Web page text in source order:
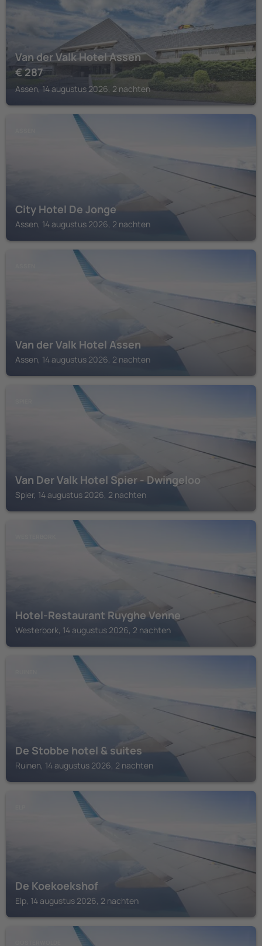
Van der Valk Hotel Assen
€ 287
Assen, 14 augustus 2026, 2 nachten
City Hotel De Jonge
Assen, 14 augustus 2026, 2 nachten
Van der Valk Hotel Assen
Assen, 14 augustus 2026, 2 nachten
Van Der Valk Hotel Spier - Dwingeloo
Spier, 14 augustus 2026, 2 nachten
Hotel-Restaurant Ruyghe Venne
Westerbork, 14 augustus 2026, 2 nachten
De Stobbe hotel & suites
Ruinen, 14 augustus 2026, 2 nachten
De Koekoekshof
Elp, 14 augustus 2026, 2 nachten